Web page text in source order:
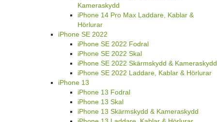
Kameraskydd
iPhone 14 Pro Max Laddare, Kablar &
Hörlurar
iPhone SE 2022
iPhone SE 2022 Fodral
iPhone SE 2022 Skal
iPhone SE 2022 Skärmskydd & Kameraskydd
iPhone SE 2022 Laddare, Kablar & Hörlurar
iPhone 13
iPhone 13 Fodral
iPhone 13 Skal
iPhone 13 Skärmskydd & Kameraskydd